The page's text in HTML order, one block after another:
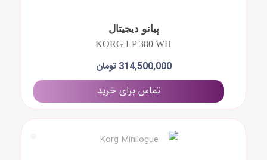
پیانو دیجیتال
KORG LP 380 WH
314,500,000 تومان
تماس برای خرید